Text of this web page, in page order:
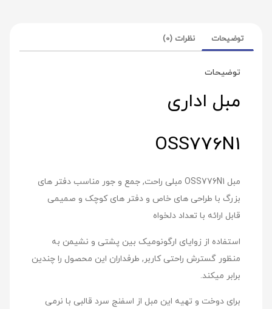
توضیحات نظرات (0)
توضیحات
مبل اداری
OSS776N1
مبل OSS776N1 مبلی راحت, جمع و جور مناسب دفتر های
بزرگ با طراحی های خاص و دفتر های کوچک و صمیمی
قابل ارائه با تعداد دلخواه
استفاده از زوایای ارگونومیک بین پشتی و نشیمن به
منظور گسترش راحتی کاربر, طرفداران این محصول را چندین
برابر میکند.
برای دوخت و تهیه این مبل از اسفنج سرد قالبی با نرمی